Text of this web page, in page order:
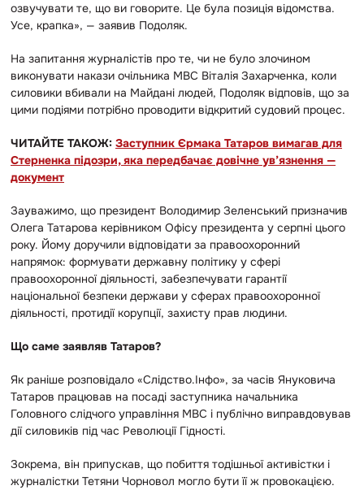
озвучувати те, що ви говорите. Це була позиція відомства.
Усе, крапка», — заявив Подоляк.
На запитання журналістів про те, чи не було злочином
виконувати накази очільника МВС Віталія Захарченка, коли
силовики вбивали на Майдані людей, Подоляк відповів, що за
цими подіями потрібно проводити відкритий судовий процес.
ЧИТАЙТЕ ТАКОЖ: Заступник Єрмака Татаров вимагав для
Стерненка підозри, яка передбачає довічне ув’язнення —
документ
Зауважимо, що президент Володимир Зеленський призначив
Олега Татарова керівником Офісу президента у серпні цього
року. Йому доручили відповідати за правоохоронний
напрямок: формувати державну політику у сфері
правоохоронної діяльності, забезпечувати гарантії
національної безпеки держави у сферах правоохоронної
діяльності, протидії корупції, захисту прав людини.
Що саме заявляв Татаров?
Як раніше розповідало «Слідство.Інфо», за часів Януковича
Татаров працював на посаді заступника начальника
Головного слідчого управління МВС і публічно виправдовував
дії силовиків під час Революції Гідності.
Зокрема, він припускав, що побиття тодішньої активістки і
журналістки Тетяни Чорновол могло бути її ж провокацією.